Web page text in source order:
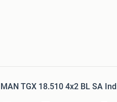
MAN TGX 18.510 4x2 BL SA